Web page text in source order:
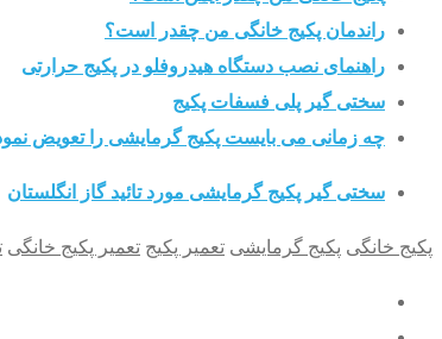
راندمان پکیج خانگی من چقدر است؟
راهنمای نصب دستگاه هیدروفلو در پکیج حرارتی
سختی گیر پلی فسفات پکیج
چه زمانی می بایست پکیج گرمایشی را تعویض
سختی گیر پکیج گرمایشی مورد تائید گاز انگلستان
پکیج خانگی پکیج گرمایشی تعمیر پکیج تعمیر پکیج خانگی